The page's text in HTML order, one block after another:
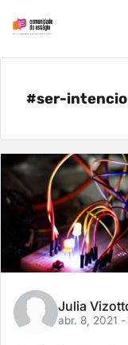
#ser-
Julia
abr. 8, 2021 -